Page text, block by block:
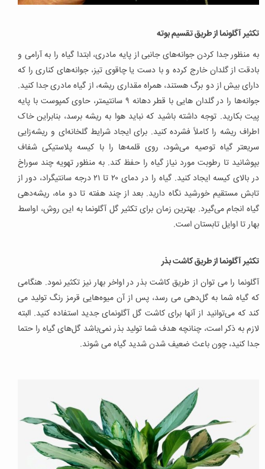
تکثیر آگلونما از طریق تقسیم بوته
به منظور جدا کردن جوانه‌های جانبی از پایه مادری، ابتدا گیاه را به آرامی و
بادقت از گلدان خارج کرده و با دست یا چاقوی تیز، جوانه‌های کناری را که
دارای بیش از دو برگ هستند، همراه مقداری ریشه، از گیاه مادری جدا کنید.
جوانه‌ها را در گلدان هایی با قطر دهانه ۹ سانتیمتر، حاوی کمپوست با پایه
پیت بکارید. توجه داشته باشید که نباید هوا به ریشه برسد، بنابراین خاک
اطراف ریشه را کاملاً فشرده کنید. برای ایجاد شرایط گلخانه‌ای و ریشه‌زایی
سریعتر گیاه توصیه می‌شود، روی قلمه‌ها را با کیسه پلاستیکی شفاف
بپوشانید تا رطوبت مورد نیاز گیاه را حفظ کند. به منظور تهویه چند سوراخ
در بالای کیسه ایجاد کنید. گیاه را در دمای ۲۰ تا ۲۱ درجه سانتیگراد، دور از
تابش مستقیم خورشید نگاه دارید. بعد از چند هفته تا دو ماه، ریشه‌دهی
گیاه انجام می‌گیرد. بهترین زمان برای تکثیر گل آگلونما به این روش، اواسط
بهار تا اوایل تابستان است.
تکثیر آگلونما از طریق کاشت بذر
آگلونما را می توان از طریق کاشت بذر در اواخر بهار نیز تکثیر نمود. هنگامی
که گیاه شما به گل‌دهی می رسد، پس از آن میوه‌هایی قرمز رنگ تولید می
کند که می‌توانید از آنها برای کاشت گل آگلونمای جدید استفاده کنید. البته
لازم به ذکر است، چنانچه هدف شما تولید بذر نمی‌باشد گل‌های گیاه را حتما
جدا کنید، چون باعث ضعیف شدن شدید گیاه می شوند.